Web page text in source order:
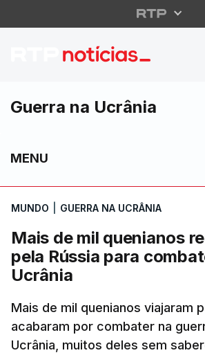
Mais de mil
Guerra na Ucrânia
MENU
MUNDO GUERRA NA UCRÂNIA
Mais de mil quenianos
pela Rússia para
Ucrânia
Mais de mil quenianos viajaram
acabaram por combater na
Ucrânia, muitos deles sem